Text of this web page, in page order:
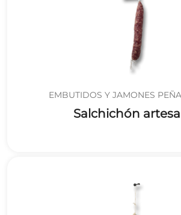
EMBUTIDOS Y JAMONES
Salchichón